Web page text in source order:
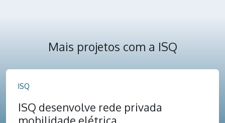
Mais projetos com a ISQ
ISQ
ISQ desenvolve rede privada
mobilidade elétrica